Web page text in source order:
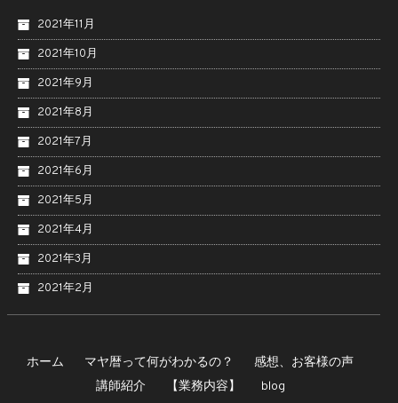
2021年11月
2021年10月
2021年9月
2021年8月
2021年7月
2021年6月
2021年5月
2021年4月
2021年3月
2021年2月
ホーム マヤ暦って何がわかるの？
感想、お客様の声
講師紹介
【業務内容】 blog